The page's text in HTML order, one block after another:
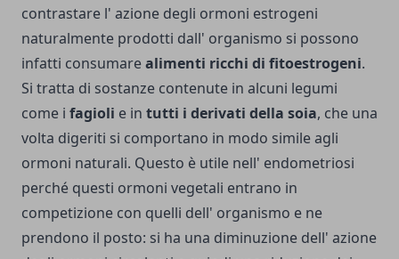
contrastare l' azione degli ormoni estrogeni
naturalmente prodotti dall' organismo si possono
infatti consumarealimenti ricchi di fitoestrogeni.
Si tratta di sostanze contenute in alcuni legumi
come i fagioli e in tutti i derivati della soia, che una
volta digeriti si comportano in modo simile agli
ormoni naturali. Questo è utile nell' endometriosi
perché questi ormoni vegetali entrano in
competizione con quelli dell' organismo e ne
prendono il posto: si ha una diminuzione dell' azione